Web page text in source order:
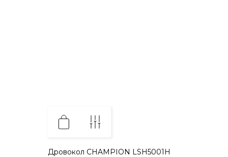
Дровокол CHAMPION LSH5001H